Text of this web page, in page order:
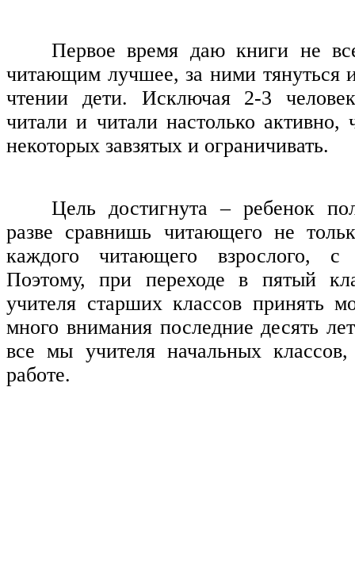
Первое время даю книги не
читающим лучшее, за ними тянуться
чтении дети. Исключая 2-3
читали и читали настолько активно,
некоторых завзятых и ограничивать.
Цель достигнута – ребенок
разве сравнишь читающего не
каждого читающего взрослого,
Поэтому, при переходе в пятый
учителя старших классов принять
много внимания последние десять
все мы учителя начальных классов,
работе.